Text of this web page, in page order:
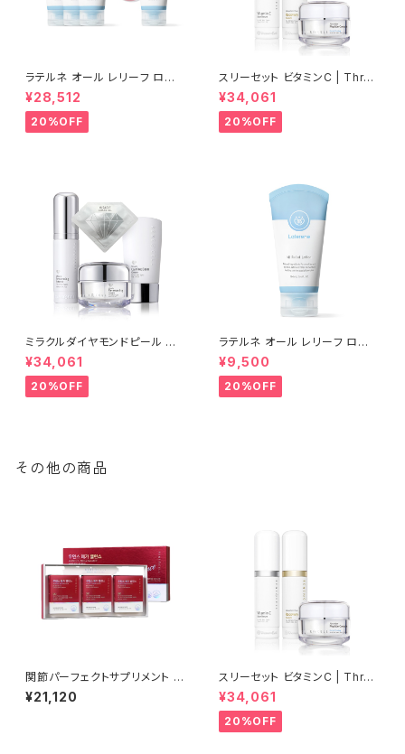
ラテルネ オール レリーフ ロー
ション 3個＋1個(100ml) | LAT
ERENE ALL RELIEF LATION
【Rene-Cell】ルネセル
¥28,512
20%OFF
スリーセット ビタミンC | Three
sets of vitamin C【Rene-C
ell】ルネセル
¥34,061
20%OFF
ミラクルダイヤモンドピール プ
ログラムセット│シワ・たるみ・毛
穴のスペシャル集中ケア【Rene
-Cell】ルネセル
¥34,061
20%OFF
ラテルネ オール レリーフ ロー
ション 1個(100ml) | LATEREN
E ALL RELIEF LATION│敏感
になりがちな肌をケアする、バリ
ア機能サポートケア【Rene-Ce
¥9,500
20%OFF
その他の商品
関節パーフェクトサプリメント 11
ｇ×30包(33ｇ)【Rene-Cell】
ルネセル ※ご注文後、お取り寄
¥21,120
スリーセット ビタミンC | Three
sets of vitamin C【Rene-C
ell】ルネセル
¥34,061
20%OFF